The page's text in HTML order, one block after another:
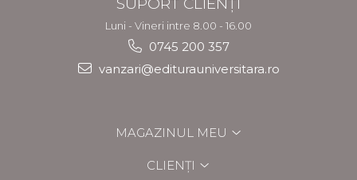
SUPORT CLIENȚI
Luni - Vineri intre 8.00 - 16.00
0745 200 357
vanzari@editurauniversitara.ro
MAGAZINUL MEU
CLIENȚI